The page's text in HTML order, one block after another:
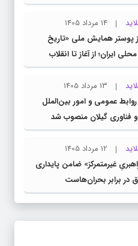
14 مرداد 1405
پوستر همایش ملی «تاریخ
ایران؛ از آغاز تا انقلاب
گیلان
13 مرداد 1405
عمومی و امور بین‌الملل
فناوری گیلان منصوب شد
12 مرداد 1405
غیرمتمرکز» ضامن پایداری
در برابر بحران‌هاست